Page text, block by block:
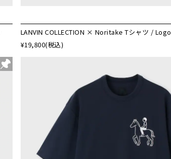
LANVIN COLLECTION × Noritake Tシャツ / Logo
¥19,800(税込)